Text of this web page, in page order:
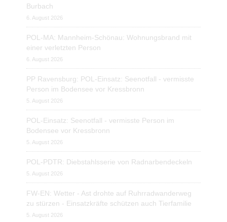
Burbach
6. August 2026
POL-MA: Mannheim-Schönau: Wohnungsbrand mit
einer verletzten Person
6. August 2026
PP Ravensburg: POL-Einsatz: Seenotfall - vermisste
Person im Bodensee vor Kressbronn
5. August 2026
POL-Einsatz: Seenotfall - vermisste Person im
Bodensee vor Kressbronn
5. August 2026
POL-PDTR: Diebstahlsserie von Radnarbendeckeln
5. August 2026
FW-EN: Wetter - Ast drohte auf Ruhrradwanderweg
zu stürzen - Einsatzkräfte schützen auch Tierfamilie
5. August 2026